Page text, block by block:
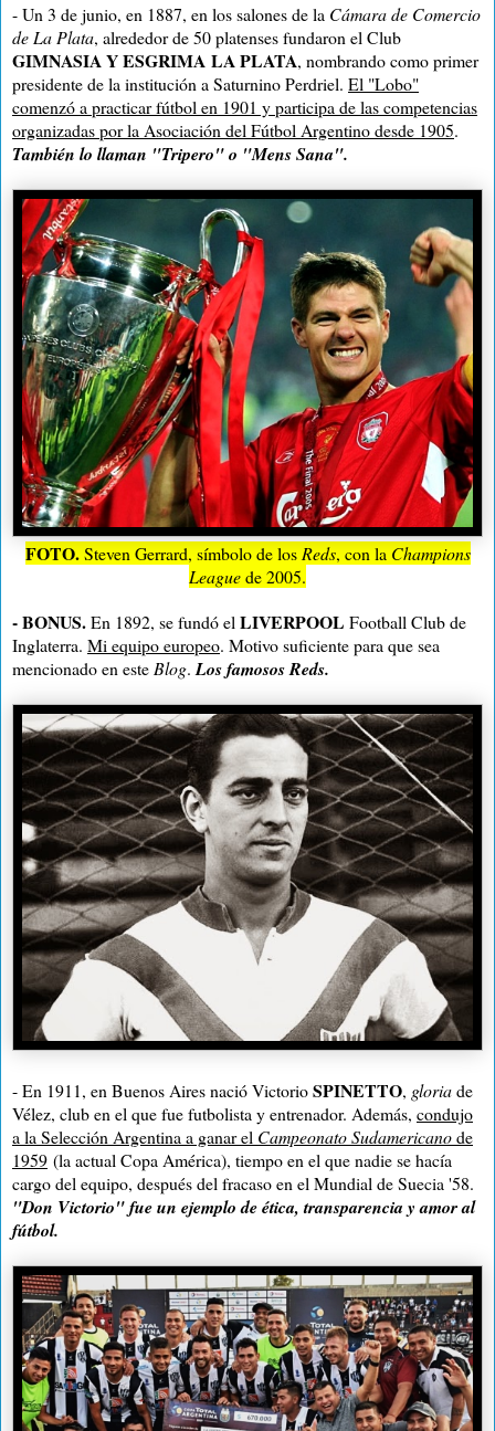
- Un 3 de junio, en 1887, en los salones dela Cámarade Comercio
de La Plata, alrededor de 50 platenses fundaron el Club
GIMNASIA Y ESGRIMA LA PLATA, nombrando como primer
presidente de la institución a Saturnino Perdriel. El "Lobo"
comenzó a practicar fútbol en 1901 y participa de las competencias
organizadas porla Asociación del Fútbol Argentino desde 1905.
También lo llaman "Tripero" o "Mens Sana".
FOTO.Steven Gerrard, símbolo de los Reds, con la Champions
Leaguede 2005.
-BONUS.En 1892, se fundó el LIVERPOOL Football Club de
Inglaterra. Mi equipo europeo. Motivo suficiente para que sea
mencionado en este Blog. Los famosos Reds.
- En 1911, en Buenos Aires nació VictorioSPINETTO, gloriade
Vélez, club en el que fue futbolista y entrenador. Además, condujo
ala SelecciónArgentinaa ganar el Campeonato Sudamericanode
1959 (la actual Copa América), tiempo en el que nadie se hacía
cargo del equipo, después del fracaso en el Mundial de Suecia '58.
"Don Victorio" fue un ejemplo de ética, transparencia y amor al
fútbol.